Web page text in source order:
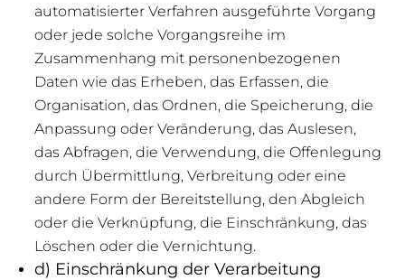
automatisierter Verfahren ausgeführte Vorgang
oder jede solche Vorgangsreihe im
Zusammenhang mit personenbezogenen
Daten wie das Erheben, das Erfassen, die
Organisation, das Ordnen, die Speicherung, die
Anpassung oder Veränderung, das Auslesen,
das Abfragen, die Verwendung, die Offenlegung
durch Übermittlung, Verbreitung oder eine
andere Form der Bereitstellung, den Abgleich
oder die Verknüpfung, die Einschränkung, das
Löschen oder die Vernichtung.
d) Einschränkung der Verarbeitung